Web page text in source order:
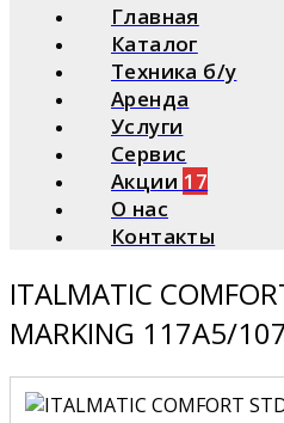
Главная
Каталог
Техника б/у
Аренда
Услуги
Сервис
Акции 17
О нас
Контакты
ITALMATIC
MARKING 117A5/